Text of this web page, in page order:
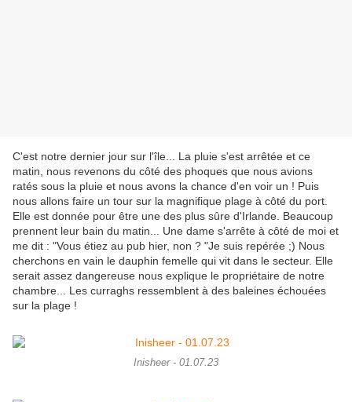
C'est notre dernier jour sur l'île... La pluie s'est arrêtée et ce
matin, nous revenons du côté des phoques que nous avions
ratés sous la pluie et nous avons la chance d'en voir un ! Puis
nous allons faire un tour sur la magnifique plage à côté du port.
Elle est donnée pour être une des plus sûre d'Irlande. Beaucoup
prennent leur bain du matin... Une dame s'arrête à côté de moi et
me dit : "Vous étiez au pub hier, non ? "Je suis repérée ;) Nous
cherchons en vain le dauphin femelle qui vit dans le secteur. Elle
serait assez dangereuse nous explique le propriétaire de notre
chambre... Les curraghs ressemblent à des baleines échouées
sur la plage !
Inisheer - 01.07.23